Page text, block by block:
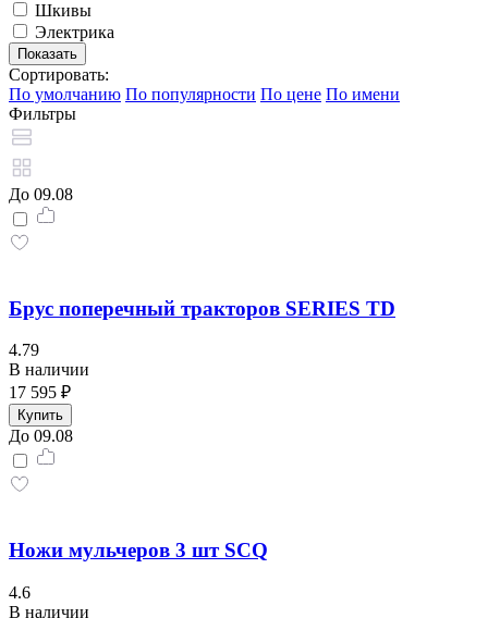
Шкивы
Электрика
Сортировать:
По умолчанию По популярности По цене По имени
Фильтры
До 09.08
Брус поперечный тракторов SERIES TD
4.79
В наличии
17 595 ₽
Купить
До 09.08
Ножи мульчеров 3 шт SCQ
4.6
В наличии